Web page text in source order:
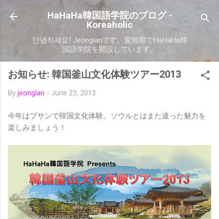
Skip to main content
HaHaHa韓国語学院のブログ -
Koreaholic
안녕하세요! Jeonglanです。愛知県でHaHaHa韓
国語学院を開設しています。
お知らせ: 韓国釜山文化体験ツアー2013
By jeonglan - June 23, 2013
今年はプサンで韓国文化体験。ソウルとはまた違った魅力を
楽しみましょう！